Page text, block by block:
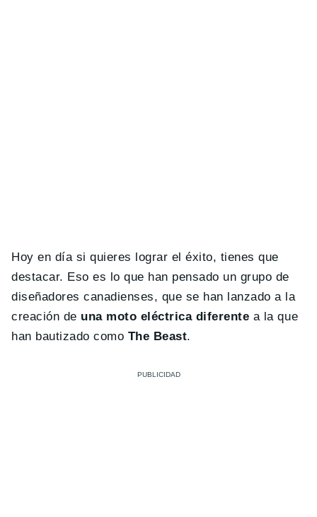
Hoy en día si quieres lograr el éxito, tienes que
destacar. Eso es lo que han pensado un grupo de
diseñadores canadienses, que se han lanzado a la
creación de una moto eléctrica diferente a la que
han bautizado como The Beast.